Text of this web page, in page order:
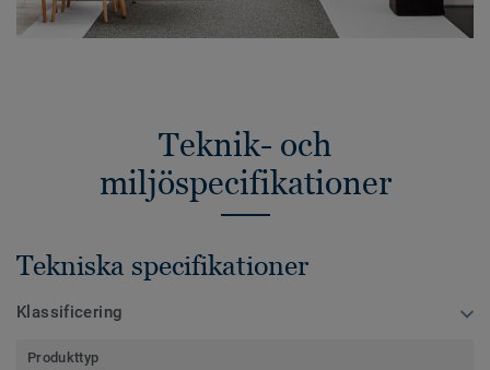
Teknik- och
miljöspecifikationer
Tekniska specifikationer
Klassificering
Produkttyp